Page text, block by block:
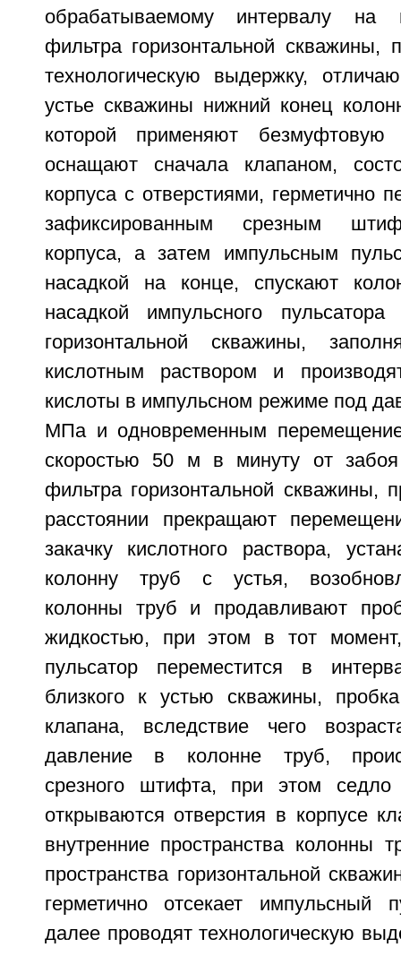
обрабатываемому интервалу на
фильтра горизонтальной скважины,
технологическую выдержку,
устье скважины нижний конец
которой применяют безмуфтовую
оснащают сначала клапаном,
корпуса с отверстиями, герметично
зафиксированным срезным
корпуса, а затем импульсным
насадкой на конце, спускают
насадкой импульсного
горизонтальной скважины,
кислотным раствором и
кислоты в импульсном режиме под
МПа и одновременным
скоростью 50 м в минуту от
фильтра горизонтальной скважины,
расстоянии прекращают
закачку кислотного раствора,
колонну труб с устья,
колонны труб и продавливают
жидкостью, при этом в тот
пульсатор переместится в
близкого к устью скважины,
клапана, вследствие чего
давление в колонне труб,
срезного штифта, при этом
открываются отверстия в корпусе
внутренние пространства колонны
пространства горизонтальной
герметично отсекает импульсный
далее проводят технологическую